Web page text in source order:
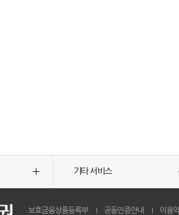
기타 서비스
보호금융상품등록부 공동인증안내 이용